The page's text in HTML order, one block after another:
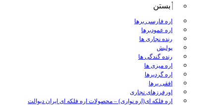
بستن
اره فارسی برها
اره عمودبرها
رنده نجاری ها
پولیش
رنده گندگی ها
اره میزی ها
اره گردبرها
افقی برها
اورفرزهای نجاری
اره فلکه ای(اره نواری) – محصولات اره فلکه ای ایران دیوالت